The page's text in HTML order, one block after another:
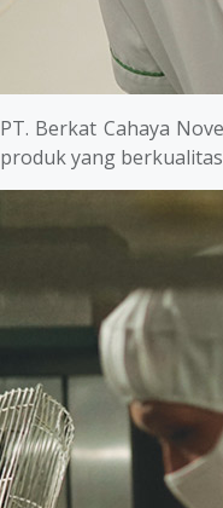
PT. Berkat Cahaya
produk yang